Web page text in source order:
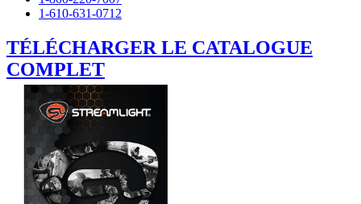
1-610-631-0712
TÉLÉCHARGER LE CATALOGUE
COMPLET